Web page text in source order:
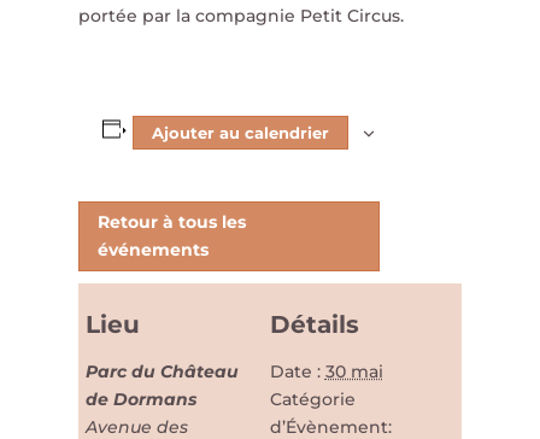
portée par la compagnie Petit Circus.
Ajouter au calendrier
Détails
Date : 30 mai
Catégorie
d’Évènement:
Lieu
Parc du Château
de Dormans
Avenue des
Retour à tous les
événements